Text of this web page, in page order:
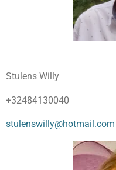
Stulens Willy
+32484130040
stulenswilly@hotmail.com